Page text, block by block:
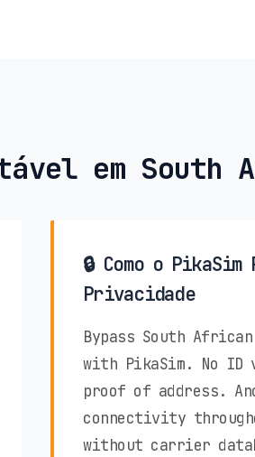
em South
🔒 Como o
Privacidade
Bypass South
with PikaSim. No
proof of address.
connectivity
without carrier